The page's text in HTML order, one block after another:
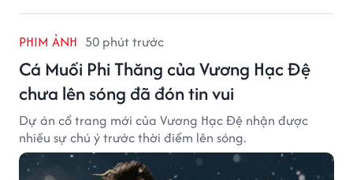
PHIM ẢNH 50 phút trước
Cá Muối Phi Thăng của Vương Hạc Đệ
chưa lên sóng đã đón tin vui
Dự án cổ trang mới của Vương Hạc Đệ nhận được
nhiều sự chú ý trước thời điểm lên sóng.